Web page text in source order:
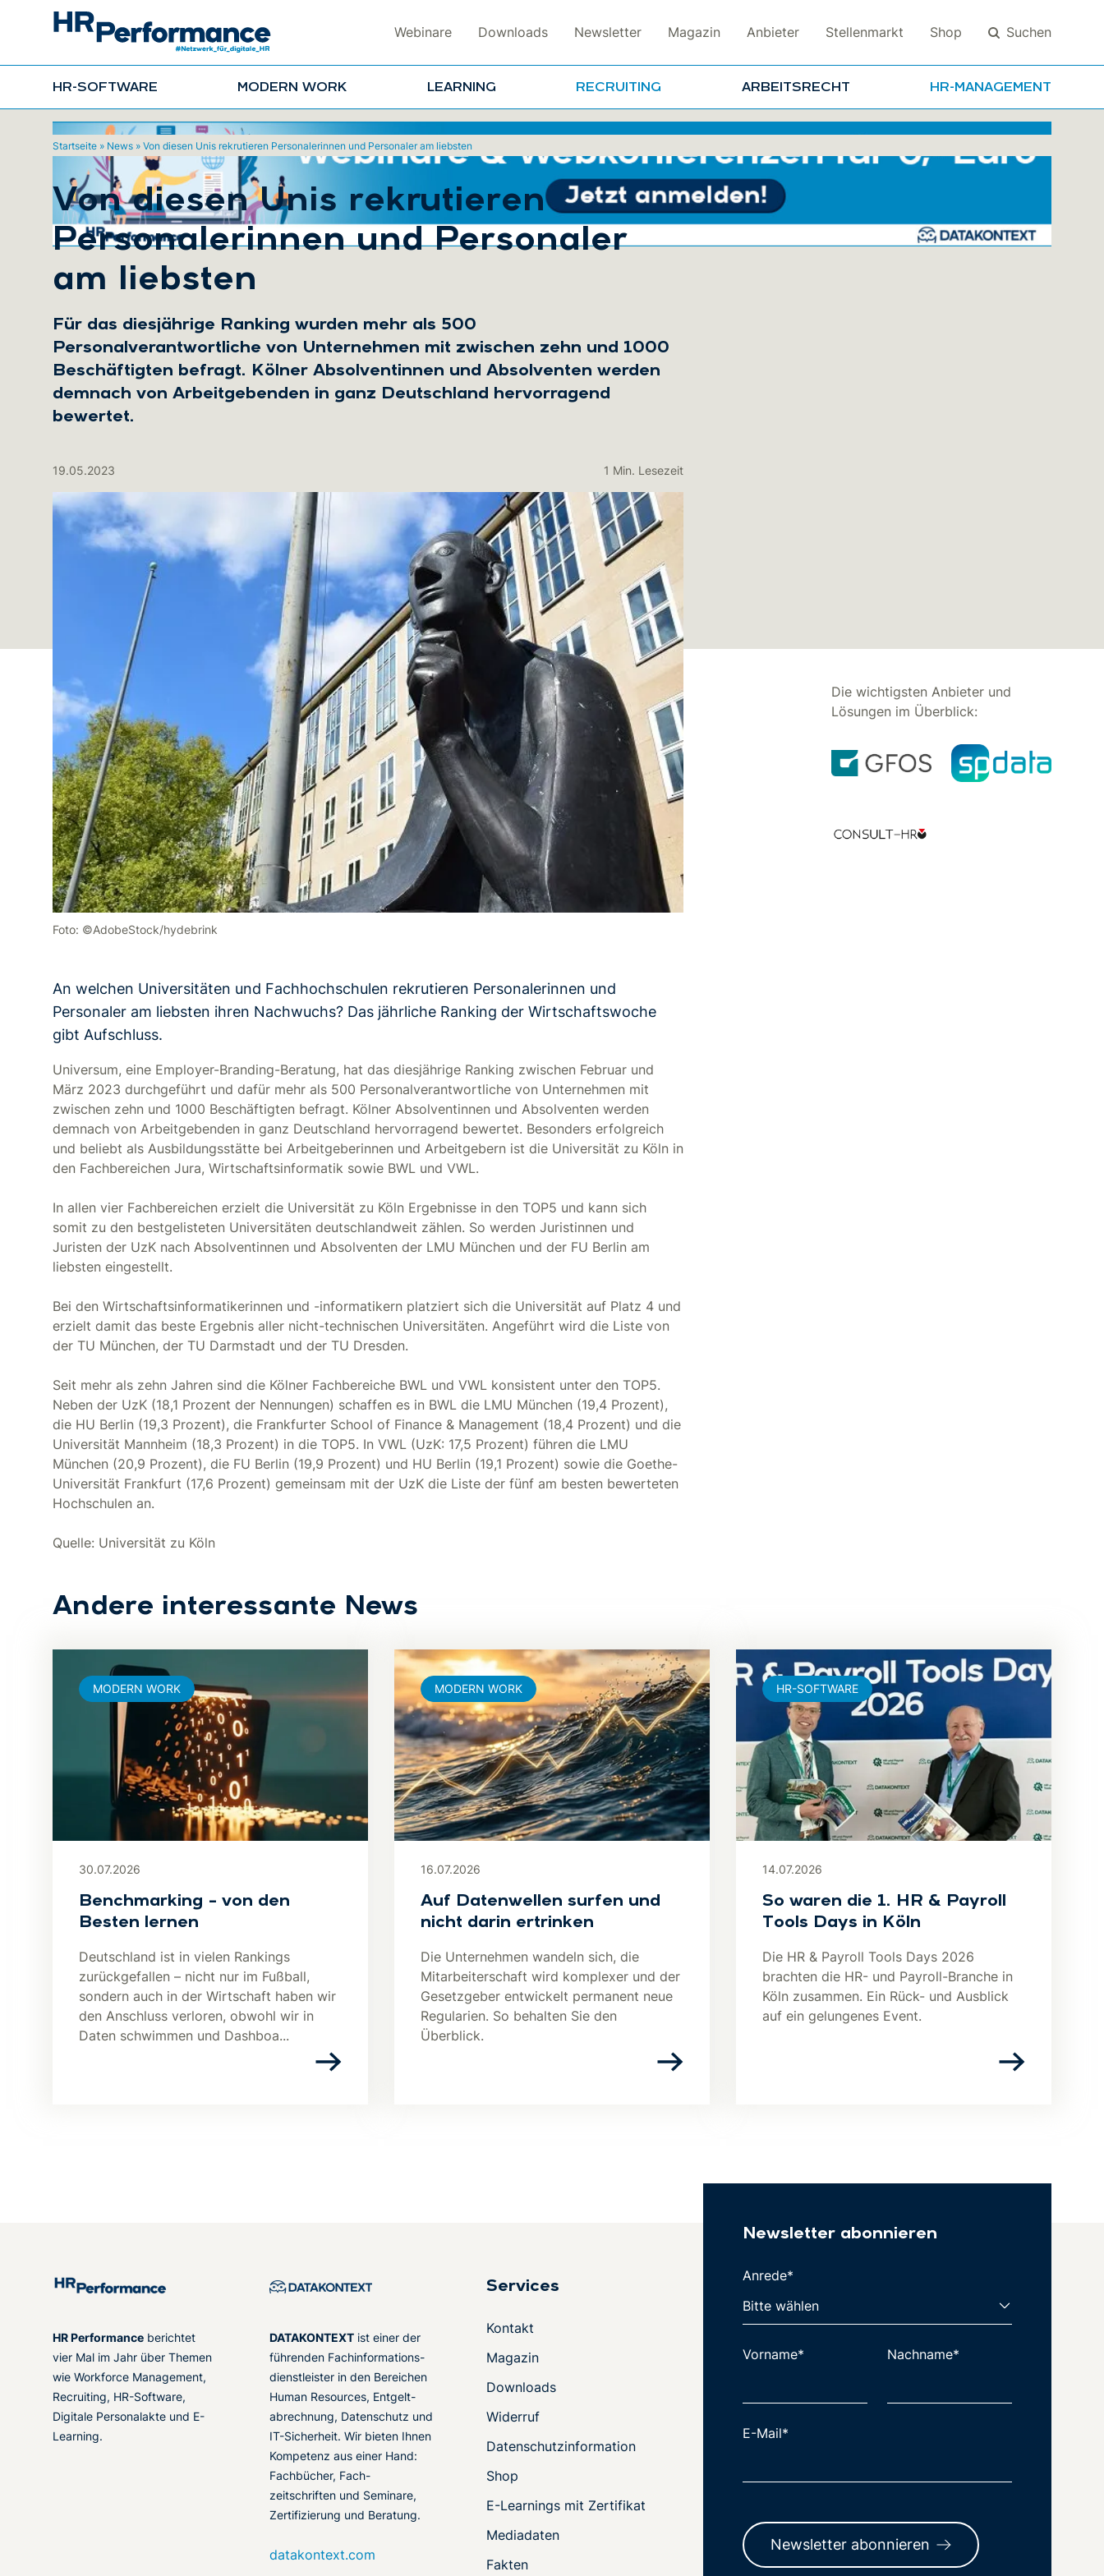
Webinare Downloads Newsletter Magazin Anbieter Stellenmarkt Shop Suchen
HR-SOFTWARE MODERN WORK LEARNING RECRUITING ARBEITSRECHT HR-MANAGEMENT
Startseite » News » Von diesen Unis rekrutieren Personalerinnen und Personaler am liebsten
Von diesen Unis rekrutieren
Personalerinnen und Personaler
am liebsten
Für das diesjährige Ranking wurden mehr als 500
Personalverantwortliche von Unternehmen mit zwischen zehn und 1000
Beschäftigten befragt. Kölner Absolventinnen und Absolventen werden
demnach von Arbeitgebenden in ganz Deutschland hervorragend
bewertet.
19.05.2023 1 Min. Lesezeit
Foto: ©AdobeStock/hydebrink
An welchen Universitäten und Fachhochschulen rekrutieren Personalerinnen und
Personaler am liebsten ihren Nachwuchs? Das jährliche Ranking der Wirtschaftswoche
gibt Aufschluss.
Universum, eine Employer-Branding-Beratung, hat das diesjährige Ranking zwischen Februar und
März 2023 durchgeführt und dafür mehr als 500 Personalverantwortliche von Unternehmen mit
zwischen zehn und 1000 Beschäftigten befragt. Kölner Absolventinnen und Absolventen werden
demnach von Arbeitgebenden in ganz Deutschland hervorragend bewertet. Besonders erfolgreich
und beliebt als Ausbildungsstätte bei Arbeitgeberinnen und Arbeitgebern ist die Universität zu Köln in
den Fachbereichen Jura, Wirtschaftsinformatik sowie BWL und VWL.
In allen vier Fachbereichen erzielt die Universität zu Köln Ergebnisse in den TOP5 und kann sich
somit zu den bestgelisteten Universitäten deutschlandweit zählen. So werden Juristinnen und
Juristen der UzK nach Absolventinnen und Absolventen der LMU München und der FU Berlin am
liebsten eingestellt.
Bei den Wirtschaftsinformatikerinnen und -informatikern platziert sich die Universität auf Platz 4 und
erzielt damit das beste Ergebnis aller nicht-technischen Universitäten. Angeführt wird die Liste von
der TU München, der TU Darmstadt und der TU Dresden.
Seit mehr als zehn Jahren sind die Kölner Fachbereiche BWL und VWL konsistent unter den TOP5.
Neben der UzK (18,1 Prozent der Nennungen) schaffen es in BWL die LMU München (19,4 Prozent),
die HU Berlin (19,3 Prozent), die Frankfurter School of Finance & Management (18,4 Prozent) und die
Universität Mannheim (18,3 Prozent) in die TOP5. In VWL (UzK: 17,5 Prozent) führen die LMU
München (20,9 Prozent), die FU Berlin (19,9 Prozent) und HU Berlin (19,1 Prozent) sowie die Goethe-
Universität Frankfurt (17,6 Prozent) gemeinsam mit der UzK die Liste der fünf am besten bewerteten
Hochschulen an.
Quelle: Universität zu Köln
Die wichtigsten Anbieter und
Lösungen im Überblick:
Andere interessante News
30.07.2026
Benchmarking – von den
Besten lernen
Deutschland ist in vielen Rankings
zurückgefallen – nicht nur im Fußball,
sondern auch in der Wirtschaft haben wir
den Anschluss verloren, obwohl wir in
Daten schwimmen und Dashboa...
MODERN WORK
16.07.2026
Auf Datenwellen surfen und
nicht darin ertrinken
Die Unternehmen wandeln sich, die
Mitarbeiterschaft wird komplexer und der
Gesetzgeber entwickelt permanent neue
Regularien. So behalten Sie den
Überblick.
MODERN WORK
14.07.2026
So waren die 1. HR & Payroll
Tools Days in Köln
Die HR & Payroll Tools Days 2026
brachten die HR- und Payroll-Branche in
Köln zusammen. Ein Rück- und Ausblick
auf ein gelungenes Event.
HR-SOFTWARE
HR Performance berichtet
vier Mal im Jahr über Themen
wie Workforce Management,
Recruiting, HR-Software,
Digitale Personalakte und E-
Learning.
DATAKONTEXT ist einer der
führenden Fachinformations-
dienstleister in den Bereichen
Human Resources, Entgelt-
abrechnung, Datenschutz und
IT-Sicherheit. Wir bieten Ihnen
Kompetenz aus einer Hand:
Fachbücher, Fach-
zeitschriften und Seminare,
Zertifizierung und Beratung.
datakontext.com
Services
Kontakt
Magazin
Downloads
Widerruf
Datenschutzinformation
Shop
E-Learnings mit Zertifikat
Mediadaten
Fakten
Newsletter abonnieren
Anrede*
Vorname* Nachname*
E-Mail*
Newsletter abonnieren